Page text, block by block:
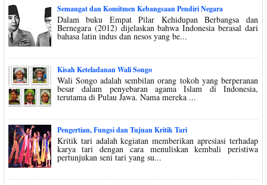
Semangat dan Komitmen Kebangsaan Pendiri Negara
Dalam buku Empat Pilar Kehidupan Berbangsa dan
Bernegara (2012) dijelaskan bahwa Indonesia berasal dari
bahasa latin indus dan nesos yang be...
Kisah Keteladanan Wali Songo
Wali Songo adalah sembilan orang tokoh yang berperanan
besar dalam penyebaran agama Islam di Indonesia,
terutama di Pulau Jawa. Nama mereka ...
Pengertian, Fungsi dan Tujuan Kritik Tari
Kritik tari adalah kegiatan memberikan apresiasi terhadap
karya tari dengan cara menuliskan kembali peristiwa
pertunjukan seni tari yang su...